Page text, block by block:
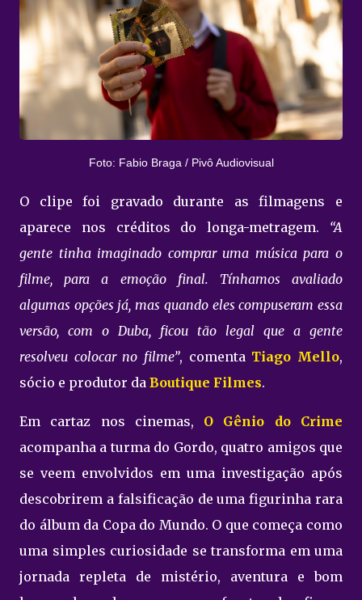
Foto: Fabio Braga / Pivô Audiovisual
O clipe foi gravado durante as filmagens e
aparece nos créditos do longa-metragem. “A
gente tinha imaginado comprar uma música para o
filme, para a emoção final. Tínhamos avaliado
algumas opções já, mas quando eles compuseram essa
versão, com o Duba, ficou tão legal que a gente
resolveu colocar no filme”, comenta Tiago Mello,
sócio e produtor da Boutique Filmes.
Em cartaz nos cinemas, O Gênio do Crime
acompanha a turma do Gordo, quatro amigos que
se veem envolvidos em uma investigação após
descobrirem a falsificação de uma figurinha rara
do álbum da Copa do Mundo. O que começa como
uma simples curiosidade se transforma em uma
jornada repleta de mistério, aventura e bom